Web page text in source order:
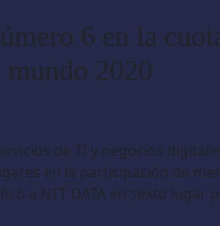
6 en la
2020
de TI y negocios
en la participación de
a NTT DATA en sexto